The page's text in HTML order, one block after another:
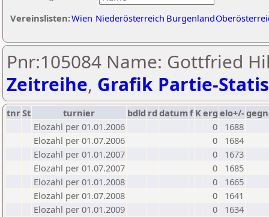
Vereinslisten:Wien Niederösterreich Burgenland
Pnr:105084 Name: Gottfried
Zeitreihe, Grafik Partie-
tnrSt turnier bdld rd datumf Kerg elo+/-
Elozahl per 01.01.2006
0
1688
Elozahl per 01.07.2006
0
1684
Elozahl per 01.01.2007
0
1673
Elozahl per 01.07.2007
0
1685
Elozahl per 01.01.2008
0
1665
Elozahl per 01.07.2008
0
1641
Elozahl per 01.01.2009
0
1634